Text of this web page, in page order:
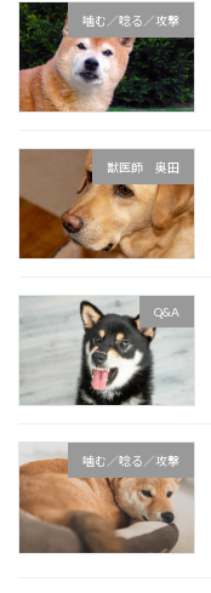
噛む／唸る／攻撃
獣医師 奥田
Q&A
噛む／唸る／攻撃